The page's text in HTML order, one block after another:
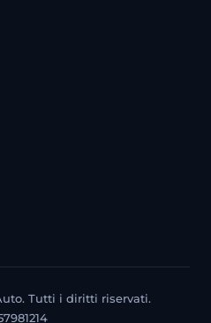
Tutti i diritti riservati.